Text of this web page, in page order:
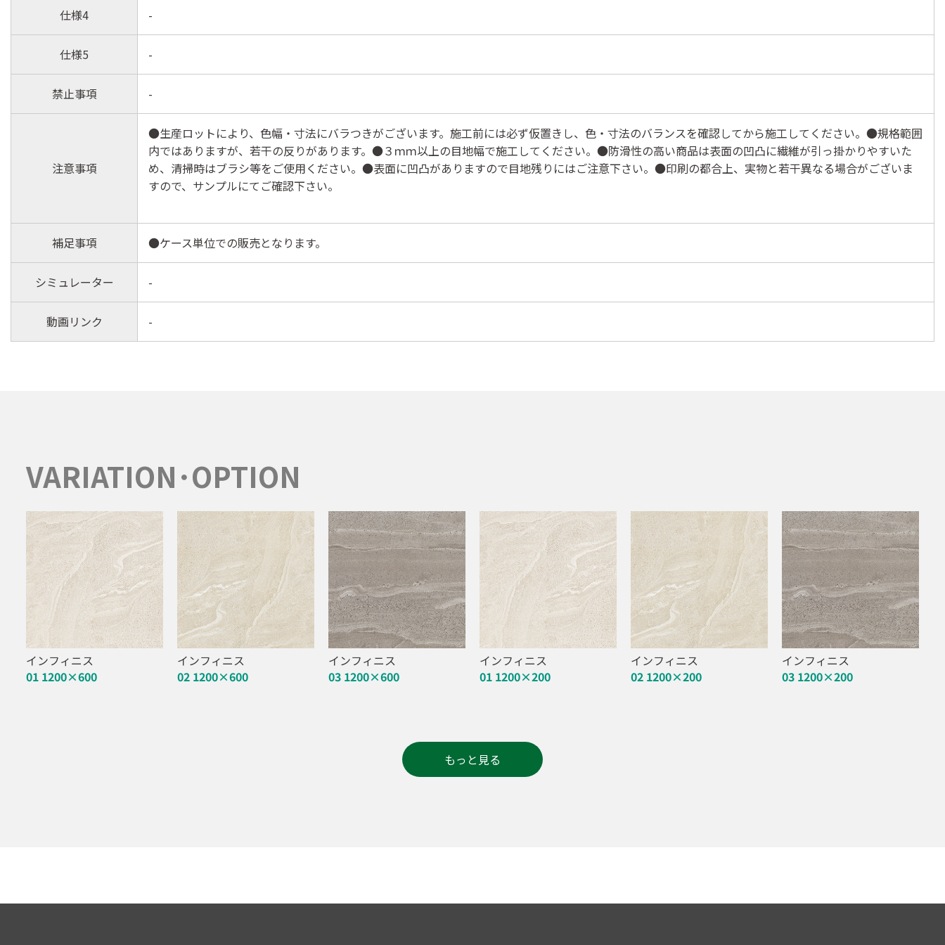
仕様4 -
仕様5 -
禁止事項 -
注意事項
●生産ロットにより、色幅・寸法にバラつきがございます。施工前には必ず仮置きし、色・寸法のバランスを確認してから施工してください。●規格範囲
内ではありますが、若干の反りがあります。●３ｍｍ以上の目地幅で施工してください。●防滑性の高い商品は表面の凹凸に繊維が引っ掛かりやすいた
め、清掃時はブラシ等をご使用ください。●表面に凹凸がありますので目地残りにはご注意下さい。●印刷の都合上、実物と若干異なる場合がございま
すので、サンプルにてご確認下さい。
補足事項 ●ケース単位での販売となります。
シミュレーター -
動画リンク -
VARIATION･OPTION
インフィニス
01 1200×600
インフィニス
02 1200×600
インフィニス
03 1200×600
インフィニス
01 1200×200
インフィニス
02 1200×200
インフィニス
03 1200×200
もっと見る